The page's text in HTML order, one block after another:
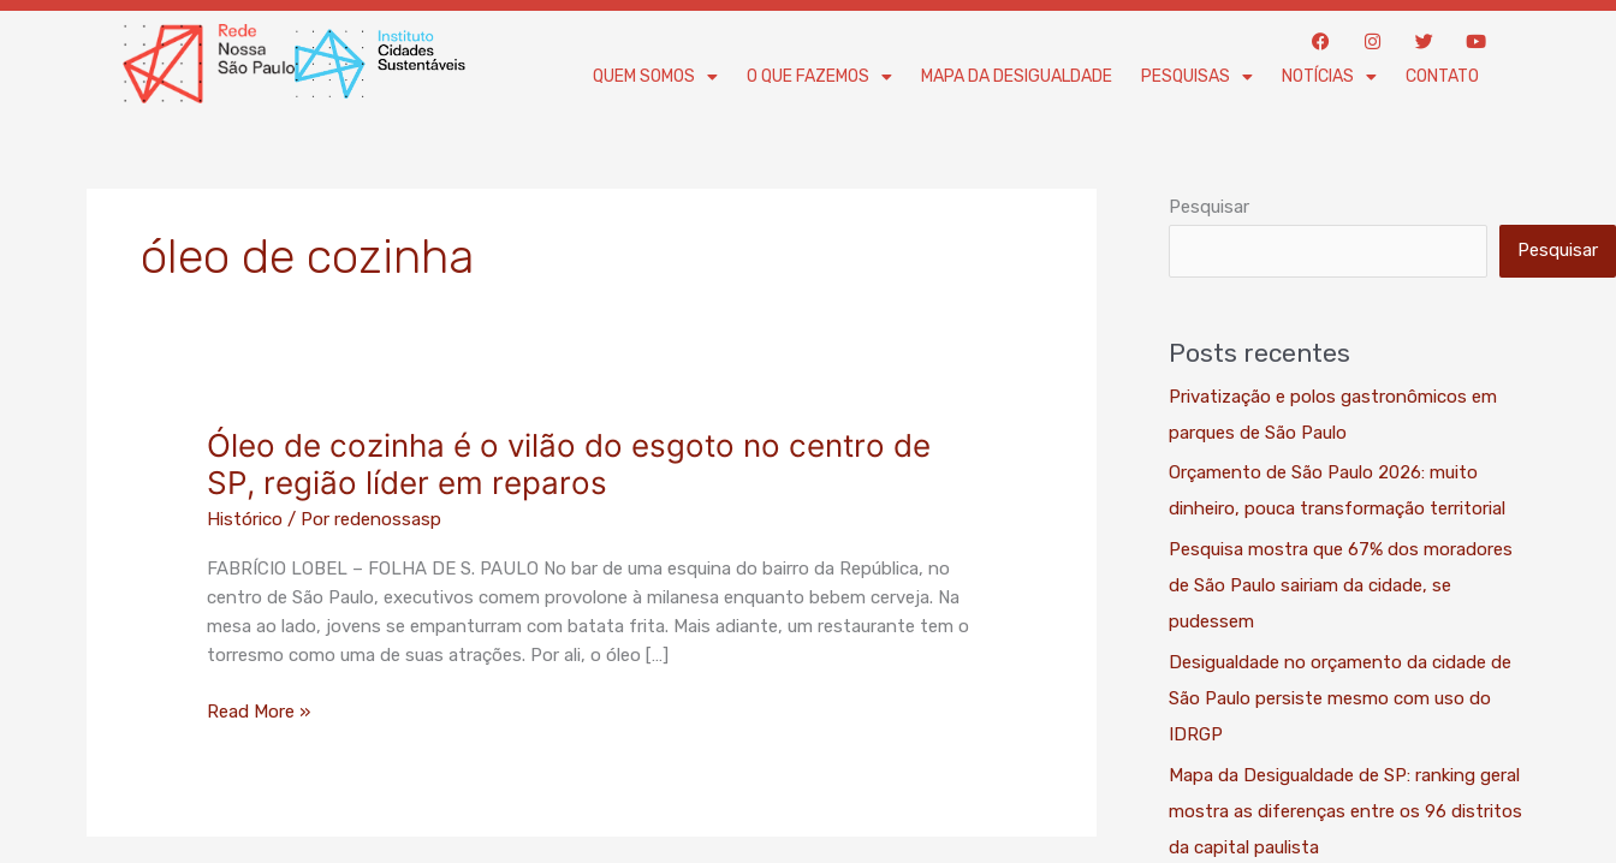
Ir
F
a
c
e
I
n
t
T
w
i
t
Y
o
u
t
QUEM SOMOS O QUE FAZEMOS MAPA DA DESIGUALDADE PESQUISAS NOTÍCIAS CONTATO
óleo de cozinha
Óleo de cozinha é o vilão do esgoto no centro de
SP, região líder em reparos
Histórico / Porredenossasp
FABRÍCIO LOBEL – FOLHA DE S. PAULO No bar de uma esquina do bairro da República, no
centro de São Paulo, executivos comem provolone à milanesa enquanto bebem cerveja. Na
mesa ao lado, jovens se empanturram com batata frita. Mais adiante, um restaurante tem o
torresmo como uma de suas atrações. Por ali, o óleo […]
Óleo
de
cozinha
é
centro
Read More »
Pesquisar
Pesquisar
Posts recentes
Privatização e polos gastronômicos em
parques de São Paulo
Orçamento de São Paulo 2026: muito
dinheiro, pouca transformação territorial
Pesquisa mostra que 67% dos moradores
de São Paulo sairiam da cidade, se
pudessem
Desigualdade no orçamento da cidade de
São Paulo persiste mesmo com uso do
IDRGP
Mapa da Desigualdade de SP: ranking geral
mostra as diferenças entre os 96 distritos
da capital paulista